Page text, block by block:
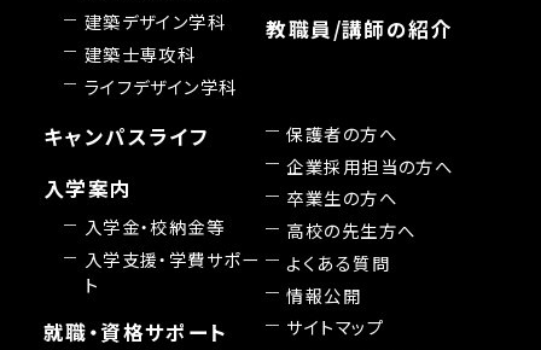
建築デザイン学科
建築士専攻科
ライフデザイン学科
キャンパスライフ
入学案内
入学金・校納金等
入学支援・学費サポー
ト
就職・資格サポート
教職員/講師の紹介
保護者の方へ
企業採用担当の方へ
卒業生の方へ
高校の先生方へ
よくある質問
情報公開
サイトマップ